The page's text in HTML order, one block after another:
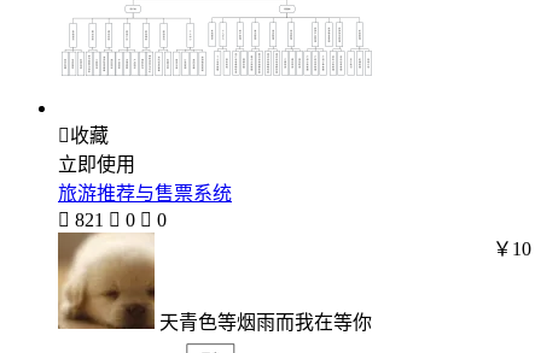
收藏
立即使用
旅游推荐与售票系统
 821  0  0
天青色等烟雨而我在等你
￥10